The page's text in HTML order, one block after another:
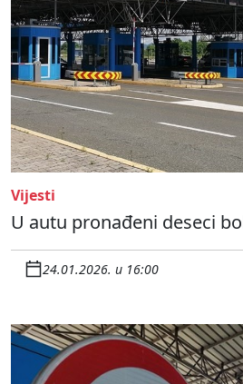
Vijesti
U autu pronađeni deseci
24.01.2026. u 16:00